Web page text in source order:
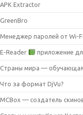
APK Extractor
GreenBro
Менеджер паролей от Wi-
E-Reader приложение
Страны мира —
Что за формат DjVu?
MCBox — создатель